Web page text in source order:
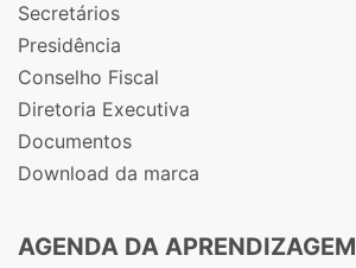
Secretários
Presidência
Conselho Fiscal
Diretoria Executiva
Documentos
Download da marca
AGENDA DA APRENDIZAGEM